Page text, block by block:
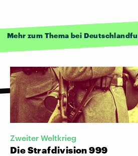
Mehr zum Thema bei
Zweiter Weltkrieg
Die Strafdivision 999